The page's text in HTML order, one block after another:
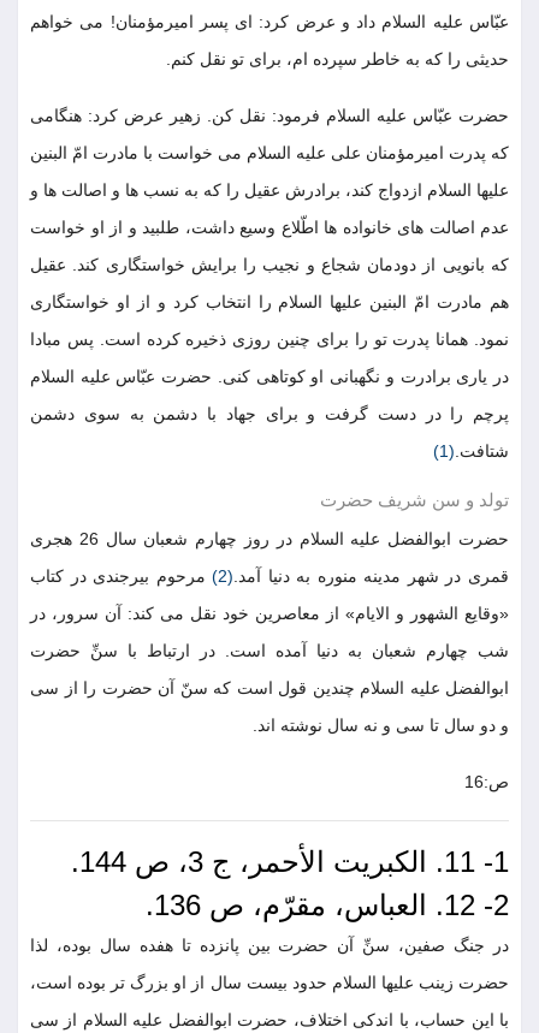
عبّاس علیه السلام داد و عرض کرد: ای پسر امیرمؤمنان! می خواهم
حدیثی را که به خاطر سپرده ام، برای تو نقل کنم.
حضرت عبّاس علیه السلام فرمود: نقل کن. زهیر عرض کرد: هنگامی
که پدرت امیرمؤمنان علی علیه السلام می خواست با مادرت امّ البنین
علیها السلام ازدواج کند، برادرش عقیل را که به نسب ها و اصالت ها و
عدم اصالت های خانواده ها اطّلاع وسیع داشت، طلبید و از او خواست
که بانویی از دودمان شجاع و نجیب را برایش خواستگاری کند. عقیل
هم مادرت امّ البنین علیها السلام را انتخاب کرد و از او خواستگاری
نمود. همانا پدرت تو را برای چنین روزی ذخیره کرده است. پس مبادا
در یاری برادرت و نگهبانی او کوتاهی کنی. حضرت عبّاس علیه السلام
پرچم را در دست گرفت و برای جهاد با دشمن به سوی دشمن
شتافت.(1)
تولد و سن شریف حضرت
حضرت ابوالفضل علیه السلام در روز چهارم شعبان سال 26 هجری
قمری در شهر مدینه منوره به دنیا آمد.(2)
مرحوم بیرجندی در کتاب
«وقایع الشهور و الایام» از معاصرین خود نقل می کند: آن سرور، در
شب چهارم شعبان به دنیا آمده است. در ارتباط با سنِّ حضرت
ابوالفضل علیه السلام چندین قول است که سنّ آن حضرت را از سی
و دو سال تا سی و نه سال نوشته اند.
ص:16
1- 11. الکبریت الأحمر، ج 3، ص 144.
2- 12. العباس، مقرّم، ص 136.
در جنگ صفین، سنِّ آن حضرت بین پانزده تا هفده سال بوده، لذا
حضرت زینب علیها السلام حدود بیست سال از او بزرگ تر بوده است،
با این حساب، با اندکی اختلاف، حضرت ابوالفضل علیه السلام از سی